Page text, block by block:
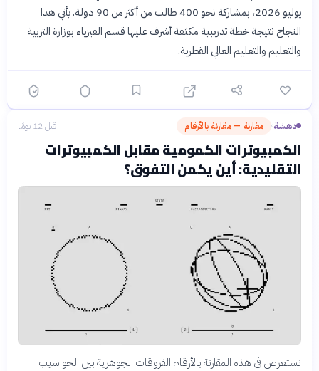
يوليو 2026، بمشاركة نحو 400 طالب من أكثر من 90 دولة. يأتي هذا
النجاح نتيجة خطة تدريبية مكثفة أشرف عليها قسم الفيزياء بوزارة التربية
والتعليم والتعليم العالي القطرية.
دهشة› مقارنة — مقارنة بالأرقام قبل 12 يومًا
الكمبيوترات الكمومية مقابل الكمبيوترات
التقليدية: أين يكمن التفوق؟
نستعرض في هذه المقارنة بالأرقام الفروقات الجوهرية بين الحواسيب